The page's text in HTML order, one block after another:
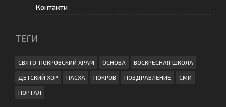
Контакти
ТЕГИ
СВЯТО-ПОКРОВСКИЙ ХРАМ ОСНОВА ВОСКРЕСНАЯ ШКОЛА
ДЕТСКИЙ ХОР ПАСХА ПОКРОВ ПОЗДРАВЛЕНИЕ СМИ
ПОРТАЛ